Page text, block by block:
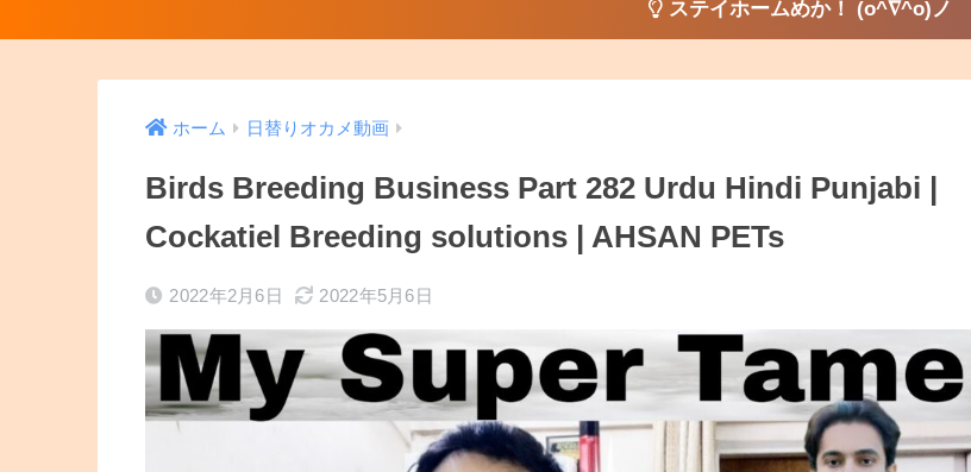
ステイホームめか！ (o^∇^o)ノ
ホーム 日替りオカメ動画
Birds Breeding Business Part 282 Urdu Hindi Punjabi |
Cockatiel Breeding solutions | AHSAN PETs
2022年2月6日 2022年5月6日